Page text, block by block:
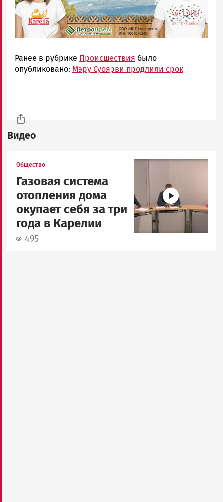
Ранее в рубрике Происшествия было
опубликовано: Мэру Суоярви продлили срок
Видео
Общество
Газовая система
отопления дома
окупает себя за три
года в Карелии
495